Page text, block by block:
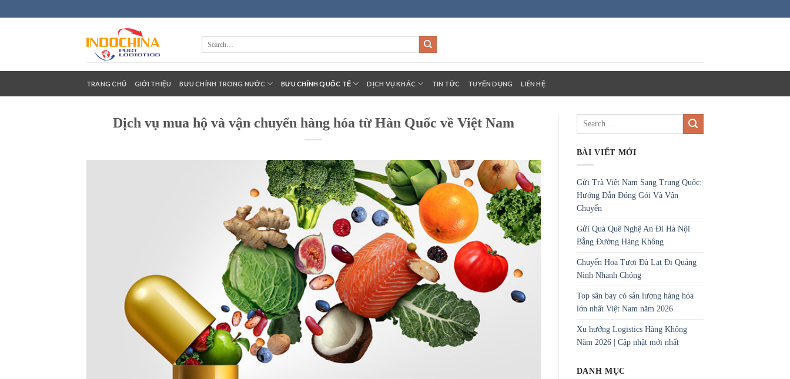
to
TRANG CHỦ GIỚI THIỆU BƯU CHÍNH TRONG NƯỚC BƯU CHÍNH QUỐC TẾ DỊCH VỤ KHÁC TIN TỨC TUYỂN DỤNG LIÊN HỆ
Dịch vụ mua hộ và vận chuyển hàng hóa từ Hàn Quốc về Việt Nam
BÀI VIẾT MỚI
Gửi Trà Việt Nam Sang Trung Quốc:
Hướng Dẫn Đóng Gói Và Vận
Chuyển
Gửi Quà Quê Nghệ An Đi Hà Nội
Bằng Đường Hàng Không
Chuyển Hoa Tươi Đà Lạt Đi Quảng
Ninh Nhanh Chóng
Top sân bay có sản lượng hàng hóa
lớn nhất Việt Nam năm 2026
Xu hướng Logistics Hàng Không
Năm 2026 | Cập nhật mới nhất
DANH MỤC